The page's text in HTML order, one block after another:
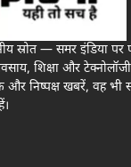
स्रोत — समर इंडिया पर पढ़ें
शिक्षा और
निष्पक्ष खबरें, वह भी